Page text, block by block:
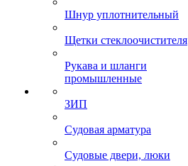
Шнур уплотнительный
Щетки стеклоочистителя
Рукава и шланги
промышленные
ЗИП
Судовая арматура
Судовые двери, люки